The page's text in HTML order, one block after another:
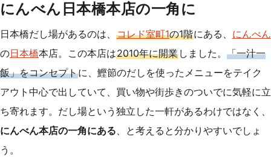
にんべん日本橋本店の一角に
日本橋だし場があるのは、 コレド室町1の1階にある、 にんべん
の日本橋本店。この本店は2010年に開業しました。 「一汁一
飯」をコンセプトに、鰹節のだしを使ったメニューをテイク
アウト中心で出していて、買い物や街歩きのついでに気軽に立
ち寄れます。だし場という独立した一軒があるわけではなく、
にんべん本店の一角にある、と考えると分かりやすいでしょ
う。